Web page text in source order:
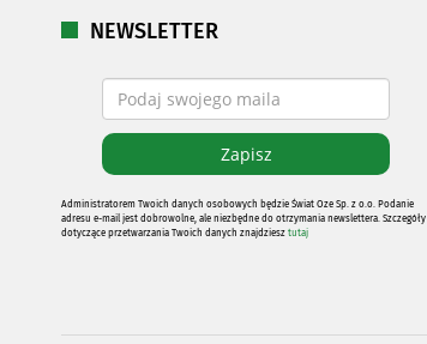
NEWSLETTER
Administratorem Twoich danych osobowych będzie Świat Oze Sp. z o.o. Podanie
adresu e-mail jest dobrowolne, ale niezbędne do otrzymania newslettera. Szczegóły
dotyczące przetwarzania Twoich danych znajdziesz tutaj